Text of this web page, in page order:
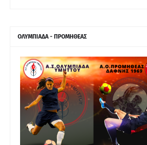
ΟΛΥΜΠΙΑΔΑ - ΠΡΟΜΗΘΕΑΣ